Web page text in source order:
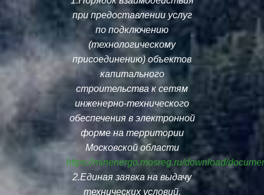
при предоставлении услуг
по подключению
(технологическому
присоединению) объектов
капитального
строительства к сетям
инженерно-технического
обеспечения в электронной
форме на территории
Московской области
https://minenergo.mosreg.ru/download/
2.Единая заявка на выдачу
технических условий,